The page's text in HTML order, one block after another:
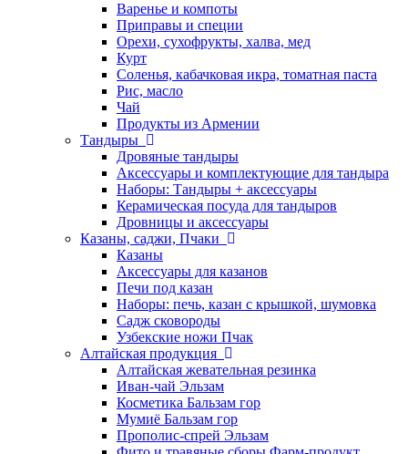
Варенье и компоты
Приправы и специи
Орехи, сухофрукты, халва, мед
Курт
Соленья, кабачковая икра, томатная паста
Рис, масло
Чай
Продукты из Армении
Тандыры
Дровяные тандыры
Аксессуары и комплектующие для тандыра
Наборы: Тандыры + аксессуары
Керамическая посуда для тандыров
Дровницы и аксессуары
Казаны, саджи, Пчаки
Казаны
Аксессуары для казанов
Печи под казан
Наборы: печь, казан с крышкой, шумовка
Садж сковороды
Узбекские ножи Пчак
Алтайская продукция
Алтайская жевательная резинка
Иван-чай Эльзам
Косметика Бальзам гор
Мумиё Бальзам гор
Прополис-спрей Эльзам